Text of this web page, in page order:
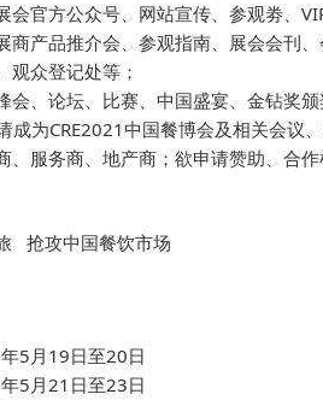
会官方公众号、网站宣传、参观劵、
商产品推介会、参观指南、展会会刊
观众登记处等；
会、论坛、比赛、中国盛宴、金钻奖颁
成为CRE2021中国餐博会及相关会议
、服务商、地产商；欲申请赞助、合
抢攻中国餐饮市场
5月19日至20日
5月21日至23日